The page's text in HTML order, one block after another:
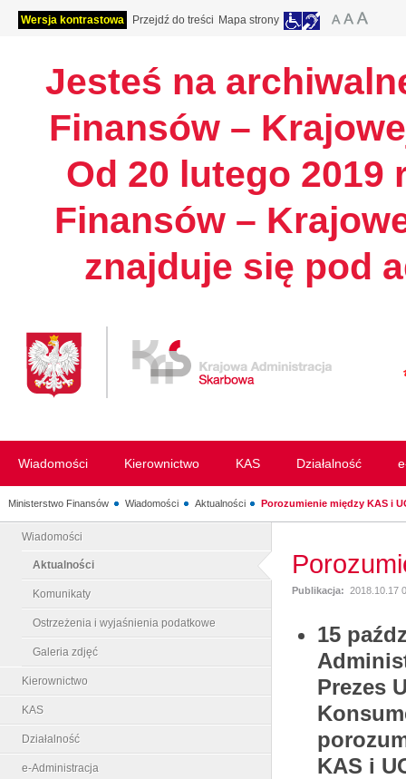
Wersja kontrastowa Przejdź do treści Mapa strony
Jesteś na
Finansów –
Od 20 lutego 2019
Finansów –
znajduje się pod
Wiadomości Kierownictwo KAS Działalność
Ministerstwo Finansów Wiadomości Aktualności Porozumienie między KAS i
Wiadomości
Aktualności
Komunikaty
Ostrzeżenia i wyjaśnienia podatkowe
Galeria zdjęć
Kierownictwo
KAS
Działalność
e-Administracja
Publikacja: 2018.10.17
15
Prezes
KAS i